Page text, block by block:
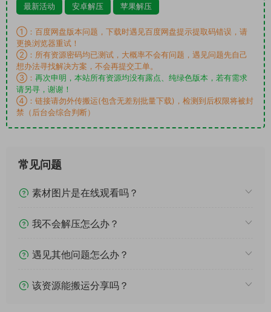
最新活动 安卓解压 苹果解压
①：百度网盘版本问题，下载时遇见百度网盘提示提取码错误，请
更换浏览器重试！
②：所有资源密码均已测试，大概率不会有问题，遇见问题先自己
想办法寻找解决方案，不会再提交工单。
③： 再次申明，本站所有资源均没有露点、纯绿色版本，若有需求
请另寻，谢谢！
④：链接请勿外传搬运(包含无差别批量下载)，检测到后权限将被封
禁（后台会综合判断）
常见问题
素材图片是在线观看吗？
我不会解压怎么办？
遇见其他问题怎么办？
该资源能搬运分享吗？